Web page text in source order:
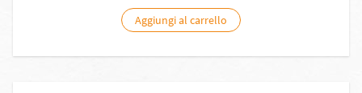
Aggiungi al carrello